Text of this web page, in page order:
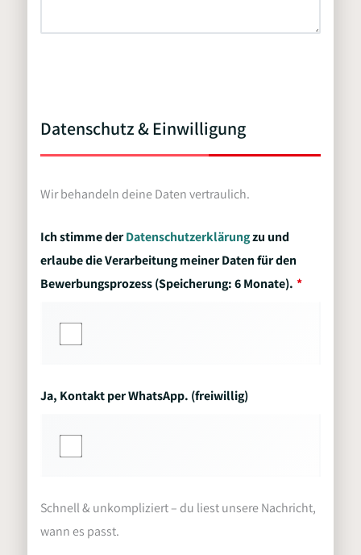
Datenschutz & Einwilligung
Wir behandeln deine Daten vertraulich.
Ich stimme derDatenschutzerklärungzu und
erlaube die Verarbeitung meiner Daten für den
Bewerbungsprozess (Speicherung: 6 Monate).
Ja, Kontakt per WhatsApp. (freiwillig)
Schnell & unkompliziert – du liest unsere Nachricht,
wann es passt.